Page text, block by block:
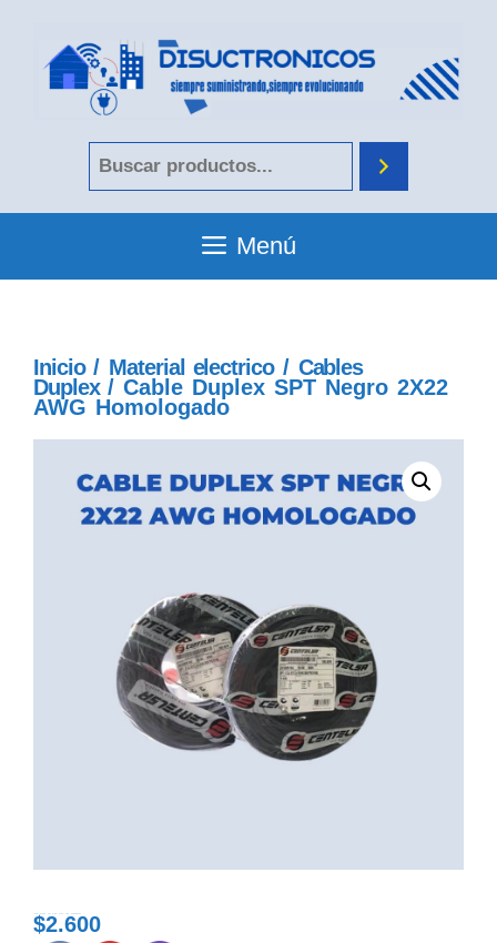
Menú
Inicio/ Material electrico/ Cables
Duplex/ Cable Duplex SPT Negro 2X22
AWG Homologado
$2.600